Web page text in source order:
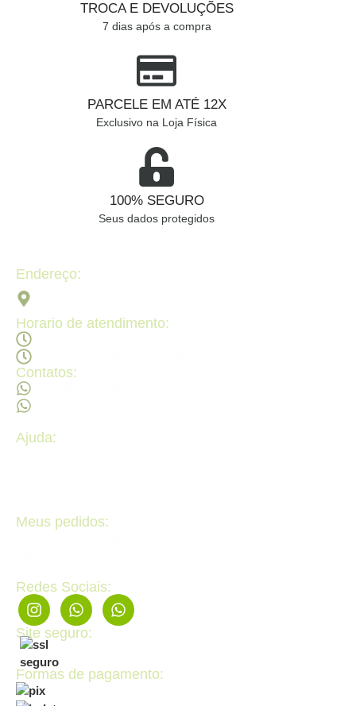
TROCA E DEVOLUÇÕES
7 dias após a compra
PARCELE EM ATÉ 12X
Exclusivo na Loja Física
100% SEGURO
Seus dados protegidos
Endereço:
Horario de atendimento:
Contatos:
Ajuda:
Meus pedidos:
Redes Sociais:
Site seguro:
Formas de pagamento: